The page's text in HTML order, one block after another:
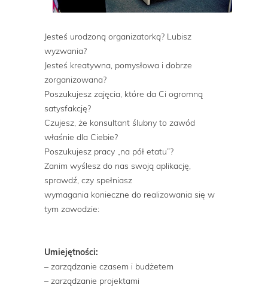
Jesteś urodzoną organizatorką? Lubisz
wyzwania?
Jesteś kreatywna, pomysłowa i dobrze
zorganizowana?
Poszukujesz zajęcia, które da Ci ogromną
satysfakcję?
Czujesz, że konsultant ślubny to zawód
właśnie dla Ciebie?
Poszukujesz pracy „na pół etatu”?
Zanim wyślesz do nas swoją aplikację,
sprawdź, czy spełniasz
wymagania konieczne do realizowania się w
tym zawodzie:
Umiejętności:
– zarządzanie czasem i budżetem
– zarządzanie projektami